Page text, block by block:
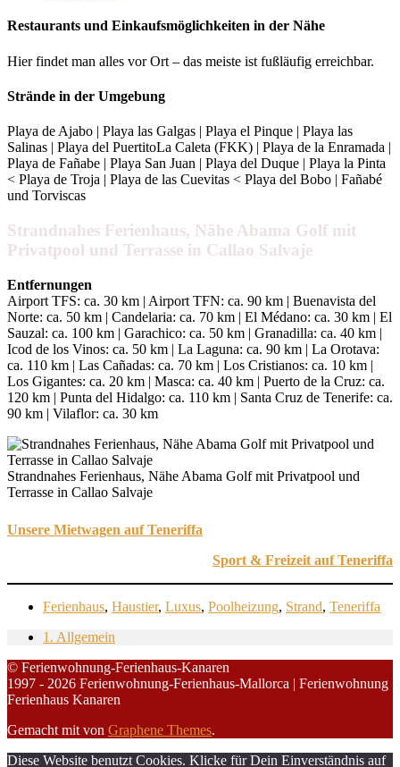
Restaurants und Einkaufsmöglichkeiten in der Nähe
Hier findet man alles vor Ort – das meiste ist fußläufig erreichbar.
Strände in der Umgebung
Playa de Ajabo | Playa las Galgas | Playa el Pinque | Playa las
Salinas | Playa del PuertitoLa Caleta (FKK) | Playa de la Enramada |
Playa de Fañabe | Playa San Juan | Playa del Duque | Playa la Pinta
< Playa de Troja | Playa de las Cuevitas < Playa del Bobo | Fañabé
und Torviscas
Strandnahes Ferienhaus, Nähe Abama Golf mit
Privatpool und Terrasse in Callao Salvaje
Entfernungen
Airport TFS: ca. 30 km | Airport TFN: ca. 90 km | Buenavista del
Norte: ca. 50 km | Candelaria: ca. 70 km | El Médano: ca. 30 km | El
Sauzal: ca. 100 km | Garachico: ca. 50 km | Granadilla: ca. 40 km |
Icod de los Vinos: ca. 50 km | La Laguna: ca. 90 km | La Orotava:
ca. 110 km | Las Cañadas: ca. 70 km | Los Cristianos: ca. 10 km |
Los Gigantes: ca. 20 km | Masca: ca. 40 km | Puerto de la Cruz: ca.
120 km | Punta del Hidalgo: ca. 110 km | Santa Cruz de Tenerife: ca.
90 km | Vilaflor: ca. 30 km
Strandnahes Ferienhaus, Nähe Abama Golf mit Privatpool und
Terrasse in Callao Salvaje
Unsere Mietwagen auf Teneriffa
Sport & Freizeit auf Teneriffa
Ferienhaus, Haustier, Luxus, Poolheizung, Strand, Teneriffa
1. Allgemein
© Ferienwohnung-Ferienhaus-Kanaren
1997 - 2026 Ferienwohnung-Ferienhaus-Mallorca | Ferienwohnung
Ferienhaus Kanaren
Gemacht mit von Graphene Themes.
Diese Website benutzt Cookies. Klicke für Dein Einverständnis auf